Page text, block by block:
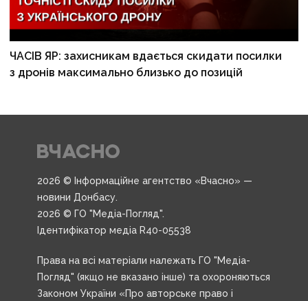
ЧАСІВ ЯР: захисникам вдається скидати посилки
з дронів максимально близько до позицій
2026 © Інформаційне агентство «Вчасно» —
новини Донбасу.
2026 © ГО "Медіа-Погляд".
Ідентифікатор медіа R40-05538
Права на всі матеріали належать ГО "Медіа-
Погляд" (якщо не вказано інше) та охороняються
Законом України «Про авторське право і